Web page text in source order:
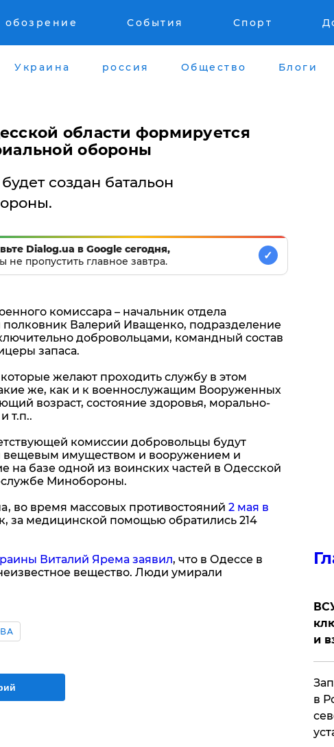
обозрение События Спорт
Украина россия Общество Блоги
области формируется
обороны
создан батальон
Dialog.ua в Google сегодня,
не пропустить главное завтра.
✓
комиссара – начальник отдела
Валерий Иващенко, подразделение
добровольцами, командный состав
запаса.
желают проходить службу в этом
же, как и к военнослужащим Вооруженных
возраст, состояние здоровья, морально-
т.п..
комиссии добровольцы будут
имуществом и вооружением и
на базе одной из воинских частей в Одесской
службе Минобороны.
во время массовых противостояний 2 мая в
за медицинской помощью обратились 214
Виталий Ярема заявил, что в Одессе в
вещество. Люди умирали
и
в